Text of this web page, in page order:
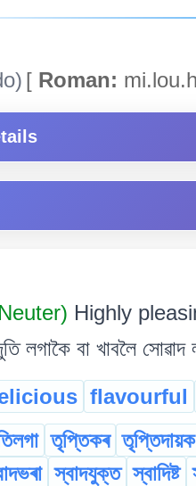
[ Roman:
Highly
বা খাবলৈ সোৱাদ
flavourful
তৃপ্তিকৰ তৃপ্তিদায়ক
স্বাদযুক্ত স্বাদিষ্ট